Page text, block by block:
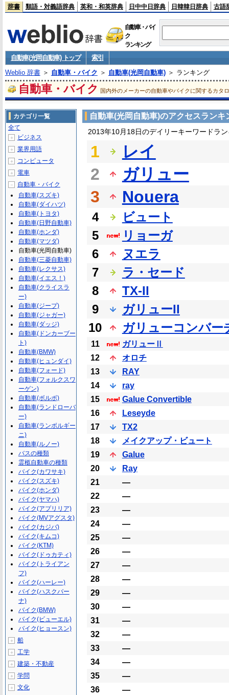
辞書 類語・対義語辞典 英和・和英辞典 日中中日辞典 日韓韓日辞典 古語
自動車・バイ
ク
ランキング
自動車(光岡自動車) トップ
索引
Weblio 辞書＞ 自動車・バイク ＞ 自動車(光岡自動車)＞ ランキング
自動車・バイク 国内外のメーカーの自動車やバイクに関するカタ
自動車(光岡自動車)のアクセスランキ
2013年10月18日のデイリーキーワードラ
1
レイ
2
ガリュー
3
Nouera
4
ビュート
5
リョーガ
6
ヌエラ
7
ラ・セード
8
TX-II
9
ガリューII
10
ガリューコンバー
11
ガリューⅡ
12
オロチ
13
RAY
14
ray
15
Galue Convertible
16
Leseyde
17
TX2
18
メイクアップ・ビュート
19
Galue
20
Ray
21
―
22
―
23
―
24
―
25
―
26
―
27
―
28
―
29
―
30
―
31
―
32
―
33
―
34
―
35
―
36
―
カテゴリ一覧
全て
＋ ビジネス
＋ 業界用語
＋ コンピュータ
＋ 電車
－
自動車・バイク
自動車(スズキ)
自動車(ダイハツ)
自動車(トヨタ)
自動車(日野自動車)
自動車(ホンダ)
自動車(マツダ)
自動車(光岡自動車)
自動車(三菱自動車)
自動車(レクサス)
自動車(イエス！)
自動車(クライスラ
ー)
自動車(ジープ)
自動車(ジャガー)
自動車(ダッジ)
自動車(ドンカーブー
ト)
自動車(BMW)
自動車(ヒュンダイ)
自動車(フォード)
自動車(フォルクスワ
ーゲン)
自動車(ボルボ)
自動車(ランドローバ
ー)
自動車(ランボルギー
ニ)
自動車(ルノー)
バスの種類
霊柩自動車の種類
バイク(カワサキ)
バイク(スズキ)
バイク(ホンダ)
バイク(ヤマハ)
バイク(アプリリア)
バイク(MVアグスタ)
バイク(カジバ)
バイク(キムコ)
バイク(KTM)
バイク(ドゥカティ)
バイク(トライアン
フ)
バイク(ハーレー)
バイク(ハスクバー
ナ)
バイク(BMW)
バイク(ビューエル)
バイク(ヒョースン)
＋ 船
＋ 工学
＋ 建築・不動産
＋ 学問
＋ 文化